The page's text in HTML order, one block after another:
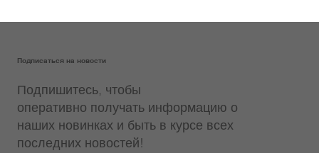
Подписаться на новости
Подпишитесь, чтобы
оперативно получать информацию о
наших новинках и быть в курсе всех
последних новостей!